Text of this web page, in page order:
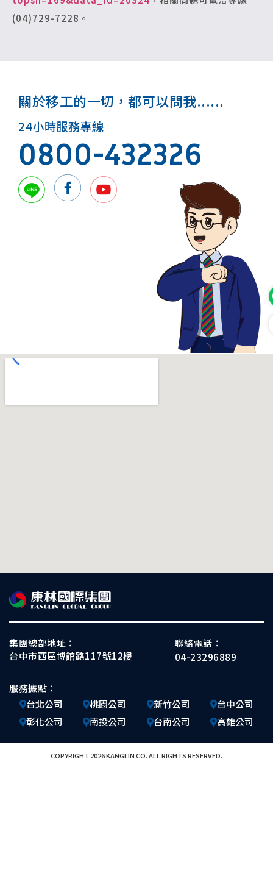
(04)729-7228。
關於移工的一切，都可以問我......
24小時服務專線
0800-432326
集團總部地址：
台中市西區博館路117號12樓
聯絡電話：
04-23296889
服務據點：
台北公司
桃園公司 新竹公司
台中公司
彰化公司
南投公司 台南公司 高雄公司
COPYRIGHT 2026 KANGLIN CO. ALL RIGHTS RESERVED.